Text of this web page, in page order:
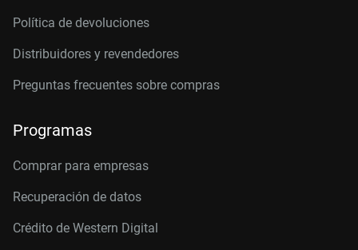
Política de devoluciones
Distribuidores y revendedores
Preguntas frecuentes sobre compras
Programas
Comprar para empresas
Recuperación de datos
Crédito de Western Digital